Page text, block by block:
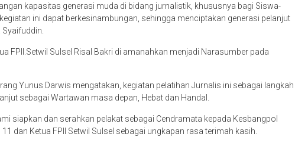
kapasitas generasi muda di bidang jurnalistik, khususnya bagi Siswa-
ini dapat berkesinambungan, sehingga menciptakan generasi pelanjut
FPII.Setwil Sulsel Risal Bakri di amanahkan menjadi Narasumber pada
Yunus Darwis mengatakan, kegiatan pelatihan Jurnalis ini sebagai langkah
sebagai Wartawan masa depan, Hebat dan Handal.
siapkan dan serahkan pelakat sebagai Cendramata kepada Kesbangpol
dan Ketua FPII Setwil Sulsel sebagai ungkapan rasa terimah kasih.